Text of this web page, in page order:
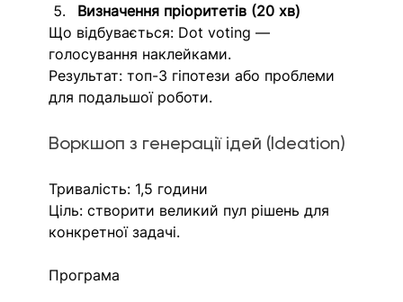
Визначення пріоритетів (20 хв)
Що відбувається: Dot voting —
голосування наклейками.
Результат: топ-3 гіпотези або проблеми
для подальшої роботи.
Воркшоп з генерації ідей (Ideation)
Тривалість: 1,5 години
Ціль: створити великий пул рішень для
конкретної задачі.
Програма